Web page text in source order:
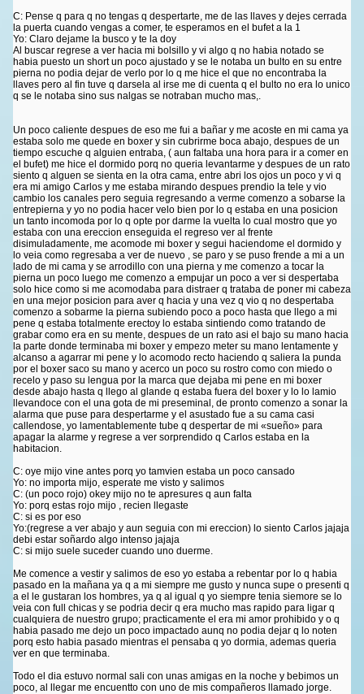
C: Pense q para q no tengas q despertarte, me de las llaves y dejes cerrada
la puerta cuando vengas a comer, te esperamos en el bufet a la 1
Yo: Claro dejame la busco y te la doy
Al buscar regrese a ver hacia mi bolsillo y vi algo q no habia notado se
habia puesto un short un poco ajustado y se le notaba un bulto en su entre
pierna no podia dejar de verlo por lo q me hice el que no encontraba la
llaves pero al fin tuve q darsela al irse me di cuenta q el bulto no era lo unico
q se le notaba sino sus nalgas se notraban mucho mas,.
Un poco caliente despues de eso me fui a bañar y me acoste en mi cama ya
estaba solo me quede en boxer y sin cubrirme boca abajo, despues de un
tiempo escuche q alguien entraba, ( aun faltaba una hora para ir a comer en
el bufet) me hice el dormido porq no queria levantarme y despues de un rato
siento q alguen se sienta en la otra cama, entre abri los ojos un poco y vi q
era mi amigo Carlos y me estaba mirando despues prendio la tele y vio
cambio los canales pero seguia regresando a verme comenzo a sobarse la
entrepierna y yo no podia hacer velo bien por lo q estaba en una posicion
un tanto incomoda por lo q opte por darme la vuelta lo cual mostro que yo
estaba con una ereccion enseguida el regreso ver al frente
disimuladamente, me acomode mi boxer y segui haciendome el dormido y
lo veia como regresaba a ver de nuevo , se paro y se puso frende a mi a un
lado de mi cama y se arrodillo con una pierna y me comenzo a tocar la
pierna un poco luego me comenzo a empujar un poco a ver si despertaba
solo hice como si me acomodaba para distraer q trataba de poner mi cabeza
en una mejor posicion para aver q hacia y una vez q vio q no despertaba
comenzo a sobarme la pierna subiendo poco a poco hasta que llego a mi
pene q estaba totalmente erectoy lo estaba sintiendo como tratando de
grabar como era en su mente, despues de un rato asi el bajo su mano hacia
la parte donde terminaba mi boxer y empezo meter su mano lentamente y
alcanso a agarrar mi pene y lo acomodo recto haciendo q saliera la punda
por el boxer saco su mano y acerco un poco su rostro como con miedo o
recelo y paso su lengua por la marca que dejaba mi pene en mi boxer
desde abajo hasta q llego al glande q estaba fuera del boxer y lo lo lamio
llevandoce con el una gota de mi preseminal, de pronto comenzo a sonar la
alarma que puse para despertarme y el asustado fue a su cama casi
callendose, yo lamentablemente tube q despertar de mi «sueño» para
apagar la alarme y regrese a ver sorprendido q Carlos estaba en la
habitacion.
C: oye mijo vine antes porq yo tamvien estaba un poco cansado
Yo: no importa mijo, esperate me visto y salimos
C: (un poco rojo) okey mijo no te apresures q aun falta
Yo: porq estas rojo mijo , recien llegaste
C: si es por eso
Yo:(regrese a ver abajo y aun seguia con mi ereccion) lo siento Carlos jajaja
debi estar soñardo algo intenso jajaja
C: si mijo suele suceder cuando uno duerme.
Me comence a vestir y salimos de eso yo estaba a rebentar por lo q habia
pasado en la mañana ya q a mi siempre me gusto y nunca supe o presenti q
a el le gustaran los hombres, ya q al igual q yo siempre tenia siemore se lo
veia con full chicas y se podria decir q era mucho mas rapido para ligar q
cualquiera de nuestro grupo; practicamente el era mi amor prohibido y o q
habia pasado me dejo un poco impactado aunq no podia dejar q lo noten
porq esto habia pasado mientras el pensaba q yo dormia, ademas queria
ver en que terminaba.
Todo el dia estuvo normal sali con unas amigas en la noche y bebimos un
poco, al llegar me encuentto con uno de mis compañeros llamado jorge.